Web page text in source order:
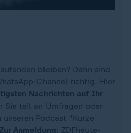
bleiben? Dann sind
Channel richtig. Hier
Nachrichten auf Ihr
Sie teil an Umfragen oder
Podcast "Kurze
Zur Anmeldung : ZDFheute-